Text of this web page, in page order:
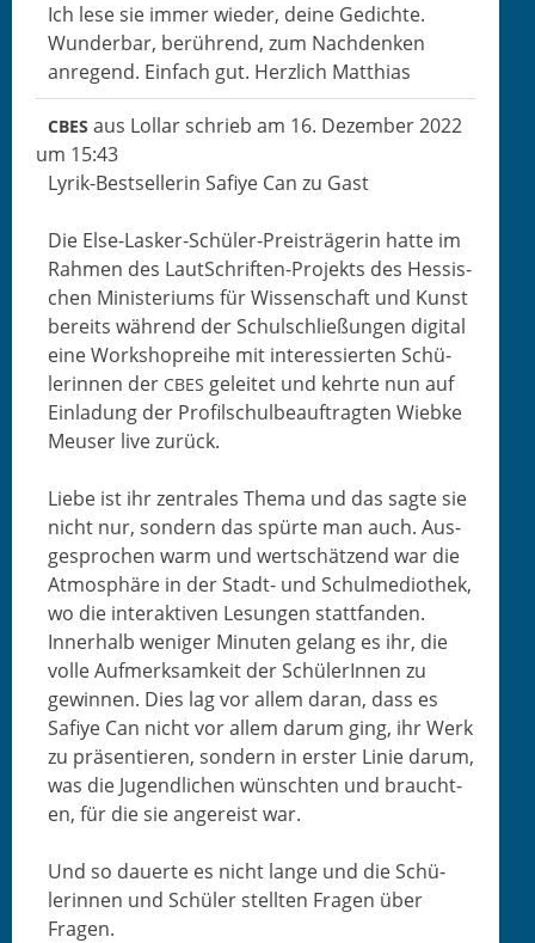
Gäste­
buch­
liste
Ich lese sie immer wieder, deine Gedichte.
Wun­der­bar, berührend, zum Nach­denken
anre­gend. Ein­fach gut. Her­zlich Matthias
CBES aus Lollarschrieb am 16. Dezem­ber 2022
um 15:43
Lyrik-Best­sel­lerin Safiye Can zu Gast
Die Else-Lasker-Schüler-Preisträgerin hat­te im
Rah­men des LautSchriften-Pro­jek­ts des Hes­sis­
chen Min­is­teri­ums für Wis­senschaft und Kun­st
bere­its während der Schulschließun­gen dig­i­tal
eine Work­shoprei­he mit inter­essierten Schü­
lerin­nen der CBES geleit­et und kehrte nun auf
Ein­ladung der Pro­filschul­beauf­tragten Wiebke
Meuser live zurück.
Liebe ist ihr zen­trales The­ma und das sagte sie
nicht nur, son­dern das spürte man auch. Aus­
ge­sprochen warm und wertschätzend war die
Atmo­sphäre in der Stadt- und Schul­me­dio­thek,
wo die inter­ak­tiv­en Lesun­gen stat­tfan­den.
Inner­halb weniger Minuten gelang es ihr, die
volle Aufmerk­samkeit der Schü­lerIn­nen zu
gewin­nen. Dies lag vor allem daran, dass es
Safiye Can nicht vor allem darum ging, ihr Werk
zu präsen­tieren, son­dern in erster Lin­ie darum,
was die Jugendlichen wün­scht­en und braucht­
en, für die sie angereist war.
Und so dauerte es nicht lange und die Schü­
lerin­nen und Schüler stell­ten Fra­gen über
Fragen.